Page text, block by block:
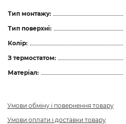
Тип монтажу:
Тип поверхні:
Колір:
З термостатом:
Матеріал:
Умови обміну і повернення товару
Умови оплати і доставки товару